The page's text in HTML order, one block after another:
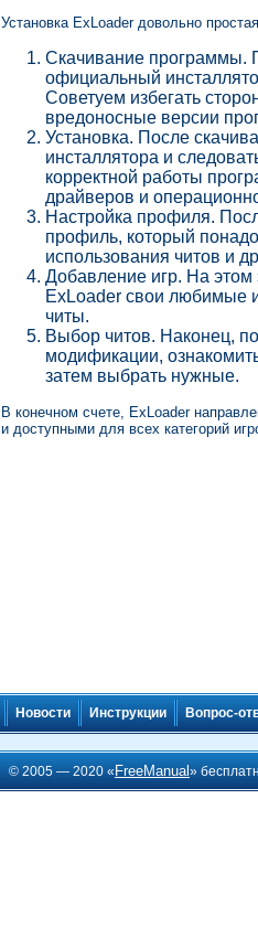
Установка ExLoader довольно
Скачивание программы.
официальный
Советуем избегать
вредоносные версии
Установка. После
инсталлятора и
корректной работы
драйверов и
Настройка профиля.
профиль, который
использования читов и
Добавление игр. На этом
ExLoader свои любимые
читы.
Выбор читов. Наконец,
модификации,
затем выбрать нужные.
В конечном счете, ExLoader
и доступными для всех категорий
Новости Инструкции Вопрос-
© 2005 — 2020 « FreeManual»